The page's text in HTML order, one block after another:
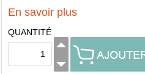
En savoir plus
QUANTITÉ